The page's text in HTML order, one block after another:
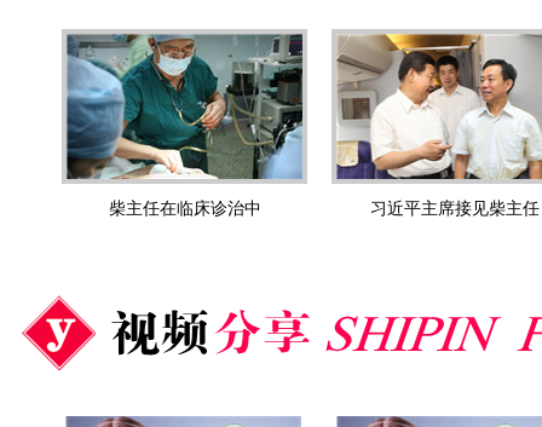
柴主任在临床诊治中 习近平主席接见柴主任